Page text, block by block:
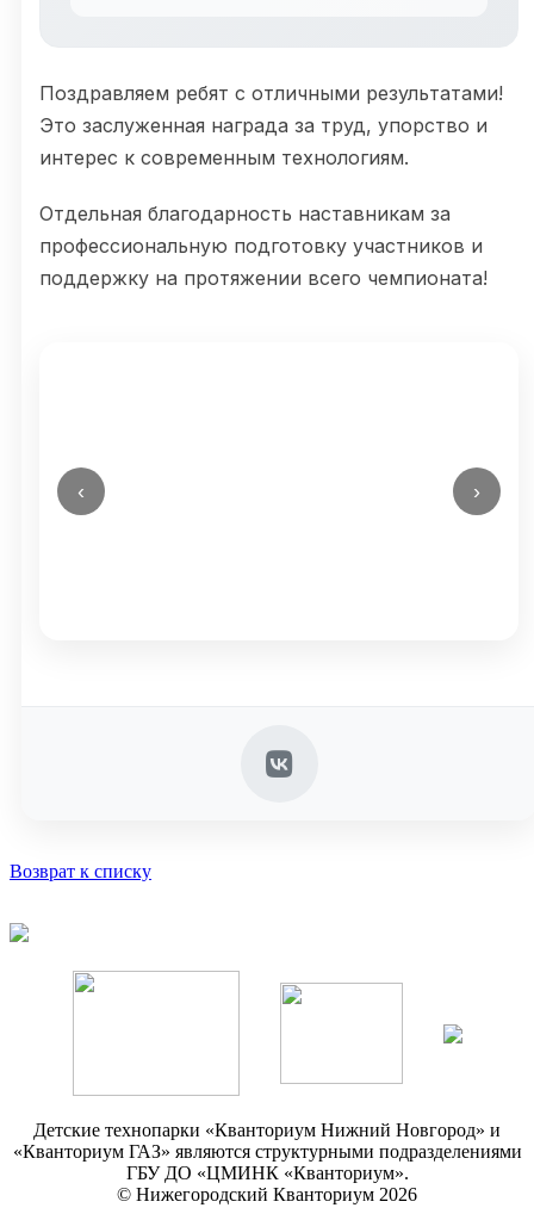
Поздравляем ребят с отличными результатами!
Это заслуженная награда за труд, упорство и
интерес к современным технологиям.
Отдельная благодарность наставникам за
профессиональную подготовку участников и
поддержку на протяжении всего чемпионата!
‹ ›
Возврат к списку
Детские технопарки «Кванториум Нижний Новгород» и
«Кванториум ГАЗ» являются структурными подразделениями
ГБУ ДО «ЦМИНК «Кванториум».
© Нижегородский Кванториум 2026